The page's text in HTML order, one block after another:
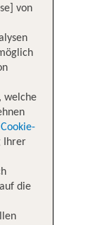
von
welche
Cookie-
Ihrer
die